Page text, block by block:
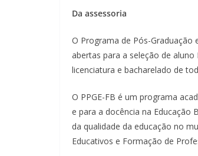
Da assessoria
O Programa de Pós-Graduação
abertas para a seleção de
licenciatura e bacharelado de
O PPGE-FB é um programa
e para a docência na Educação
da qualidade da educação no
Educativos e Formação de